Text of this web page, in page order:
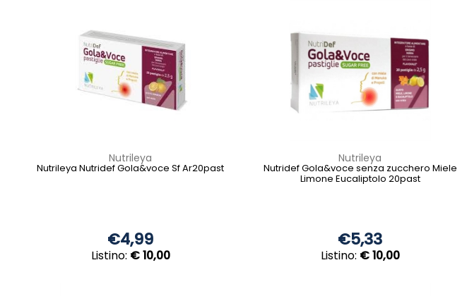
Nutrileya
Nutrileya Nutridef Gola&voce Sf Ar20past
€4,99
Listino: € 10,00
Nutrileya
Nutridef Gola&voce senza zucchero Miele
Limone Eucaliptolo 20past
€5,33
Listino: € 10,00